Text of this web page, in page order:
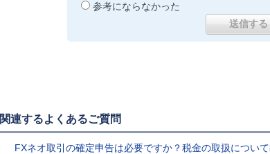
参考にならなかった
関連するよくあるご質問
FXネオ取引の確定申告は必要ですか？税金の取扱について